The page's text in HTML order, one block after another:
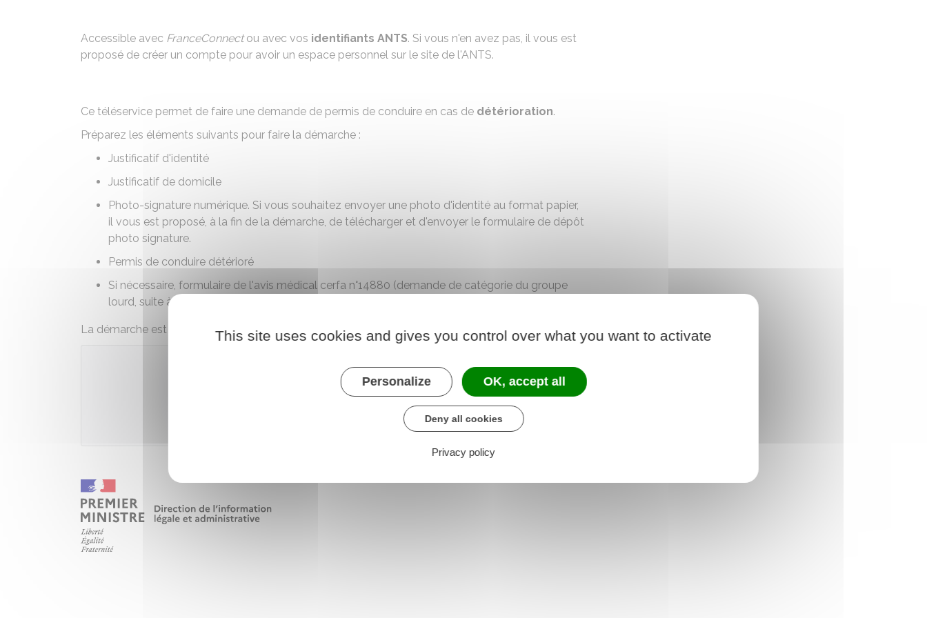
Accessible avec FranceConnectou avec vos identifiants ANTS. Si vous n'en avez pas, il vous est
proposé de créer un compte pour avoir un espace personnel sur le site de l'ANTS.
Ce téléservice permet de faire une demande de permis de conduire en cas de détérioration.
Préparez les éléments suivants pour faire la démarche :
Justificatif d'identité
Justificatif de domicile
Photo-signature numérique. Si vous souhaitez envoyer une photo d'identité au format papier,
il vous est proposé, à la fin de la démarche, de télécharger et d'envoyer le formulaire de dépôt
photo signature.
Permis de conduire détérioré
Si nécessaire, formulaire de l'avis médical cerfa n°14880 (demande de catégorie du groupe
lourd, suite à une intervention chirurgicale ou si le titre est soumis à avis médical)
La démarche est gratuite, excepté les frais de photo d'identité.
Accéder au téléservice
Agence nationale des titres sécurisés (ANTS)
This site uses cookies and gives you control over what you want to activate
Personalize OK, accept all
Deny all cookies
Privacy policy